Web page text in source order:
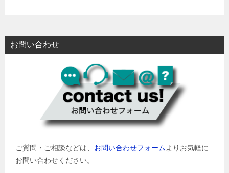
お問い合わせ
ご質問・ご相談などは、 お問い合わせフォームよりお気軽に
お問い合わせください。